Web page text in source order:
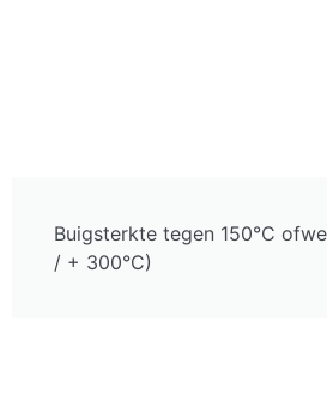
Buigsterkte tegen 150°C
/ + 300°C)